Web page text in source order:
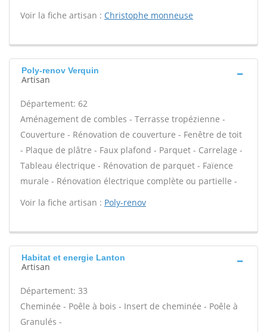
Voir la fiche artisan : Christophe monneuse
Poly-renov Verquin
Artisan
Département: 62
Aménagement de combles - Terrasse tropézienne -
Couverture - Rénovation de couverture - Fenêtre de toit
- Plaque de plâtre - Faux plafond - Parquet - Carrelage -
Tableau électrique - Rénovation de parquet - Faïence
murale - Rénovation électrique complète ou partielle -
Voir la fiche artisan : Poly-renov
Habitat et energie Lanton
Artisan
Département: 33
Cheminée - Poêle à bois - Insert de cheminée - Poêle à
Granulés -